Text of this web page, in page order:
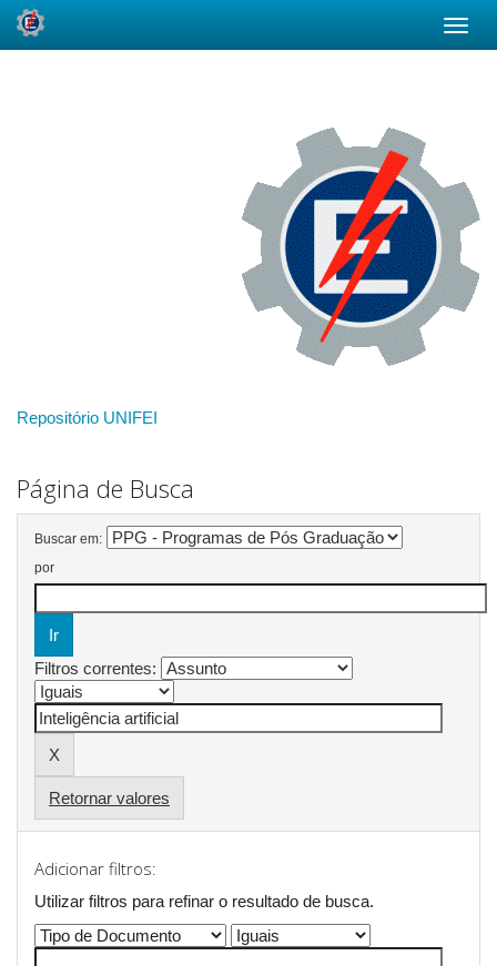
Repositório UNIFEI
Página de Busca
Buscar em:
por
Filtros correntes:
Retornar valores
Adicionar filtros:
Utilizar filtros para refinar o resultado de busca.